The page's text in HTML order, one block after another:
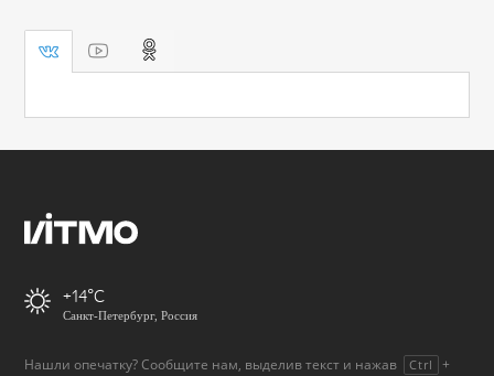
+14
Санкт-Петербург, Россия
Нашли опечатку? Сообщите нам, выделив текст и нажав Ctrl +